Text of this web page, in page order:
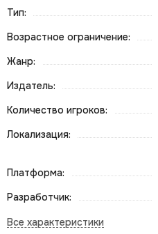
Тип:
Возрастное ограничение:
Жанр:
Издатель:
Количество игроков:
Локализация:
Платформа:
Разработчик: